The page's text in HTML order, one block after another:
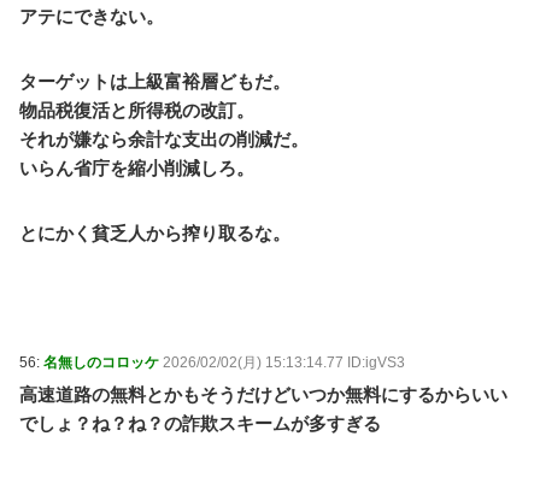
アテにできない。
ターゲットは上級富裕層どもだ。
物品税復活と所得税の改訂。
それが嫌なら余計な支出の削減だ。
いらん省庁を縮小削減しろ。
とにかく貧乏人から搾り取るな。
56: 名無しのコロッケ 2026/02/02(月) 15:13:14.77 ID:igVS3
高速道路の無料とかもそうだけどいつか無料にするからいい
でしょ？ね？ね？の詐欺スキームが多すぎる